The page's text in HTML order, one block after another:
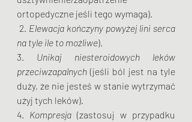
ortopedyczne jeśli tego wymaga).
2. Elewacja kończyny powyżej lini serca
na tyle ile to możliwe).
3. Unikaj niesteroidowych leków
przeciwzapalnych (jeśli ból jest na tyle
duży, że nie jesteś w stanie wytrzymać
użyj tych leków).
4. Kompresja (zastosuj w przypadku